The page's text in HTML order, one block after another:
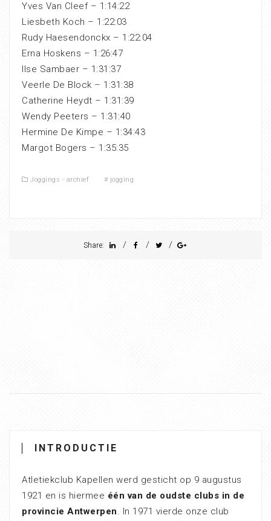
Yves Van Cleef – 1:14:22
Liesbeth Koch – 1:22:03
Rudy Haesendonckx – 1:22:04
Erna Hoskens – 1:26:47
Ilse Sambaer – 1:31:37
Veerle De Block – 1:31:38
Catherine Heydt – 1:31:39
Wendy Peeters – 1:31:40
Hermine De Kimpe – 1:34:43
Margot Bogers – 1:35:35
Joggings - archief # jogging
Share: / / /
INTRODUCTIE
Atletiekclub Kapellen werd gesticht op 9 augustus
1921 en is hiermee één van de oudste clubs in de
provincie Antwerpen. In 1971 vierde onze club